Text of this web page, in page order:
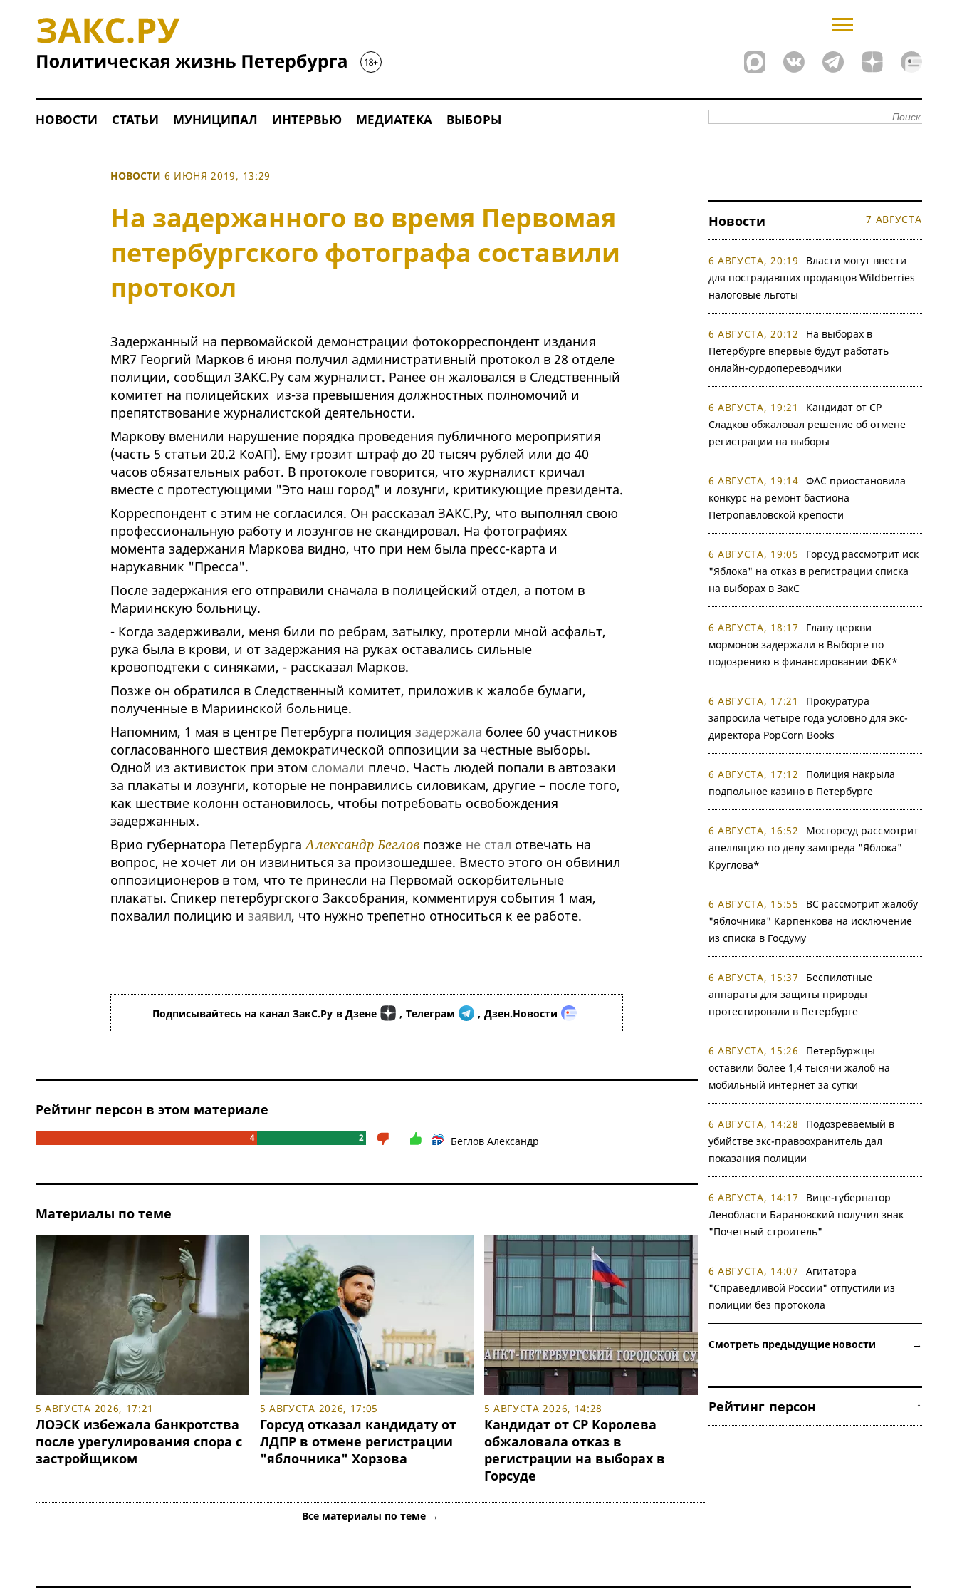
НОВОСТИ СТАТЬИ МУНИЦИПАЛ ИНТЕРВЬЮ МЕДИАТЕКА ВЫБОРЫ
НОВОСТИ 6 ИЮНЯ 2019, 13:29
На задержанного во время Первомая
петербургского фотографа составили
протокол
Задержанный на первомайской демонстрации фотокорреспондент издания
MR7 Георгий Марков 6 июня получил административный протокол в 28 отделе
полиции, сообщил ЗАКС.Ру сам журналист. Ранее он жаловался в Следственный
комитет на полицейских из-за превышения должностных полномочий и
препятствование журналистской деятельности.
Маркову вменили нарушение порядка проведения публичного мероприятия
(часть 5 статьи 20.2 КоАП). Ему грозит штраф до 20 тысяч рублей или до 40
часов обязательных работ. В протоколе говорится, что журналист кричал
вместе с протестующими "Это наш город" и лозунги, критикующие президента.
Корреспондент с этим не согласился. Он рассказал ЗАКС.Ру, что выполнял свою
профессиональную работу и лозунгов не скандировал. На фотографиях
момента задержания Маркова видно, что при нем была пресс-карта и
нарукавник "Пресса".
После задержания его отправили сначала в полицейский отдел, а потом в
Мариинскую больницу.
- Когда задерживали, меня били по ребрам, затылку, протерли мной асфальт,
рука была в крови, и от задержания на руках оставались сильные
кровоподтеки с синяками, - рассказал Марков.
Позже он обратился в Следственный комитет, приложив к жалобе бумаги,
полученные в Мариинской больнице.
Напомним, 1 мая в центре Петербурга полиция задержала более 60 участников
согласованного шествия демократической оппозиции за честные выборы.
Одной из активисток при этом сломали плечо. Часть людей попали в автозаки
за плакаты и лозунги, которые не понравились силовикам, другие – после того,
как шествие колонн остановилось, чтобы потребовать освобождения
задержанных.
Врио губернатора ПетербургаАлександр Бегловпозже не стал отвечать на
вопрос, не хочет ли он извиниться за произошедшее. Вместо этого он обвинил
оппозиционеров в том, что те принесли на Первомай оскорбительные
плакаты. Спикер петербургского Заксобрания, комментируя события 1 мая,
похвалил полицию и заявил, что нужно трепетно относиться к ее работе.
Подписывайтесь на канал ЗакС.Ру в Дзене , Телеграм , Дзен.Новости
Рейтинг персон в этом материале
4 2 Беглов Александр
Материалы по теме
5 АВГУСТА 2026, 17:21
ЛОЭСК избежала банкротства
после урегулирования спора с
застройщиком
5 АВГУСТА 2026, 17:05
Горсуд отказал кандидату от
ЛДПР в отмене регистрации
"яблочника" Хорзова
5 АВГУСТА 2026, 14:28
Кандидат от СР Королева
обжаловала отказ в
регистрации на выборах в
Горсуде
Все материалы по теме →
Новости 7 АВГУСТА
6 АВГУСТА, 20:19
Власти могут ввести
для пострадавших продавцов Wildberries
налоговые льготы
6 АВГУСТА, 20:12
На выборах в
Петербурге впервые будут работать
онлайн-сурдопереводчики
6 АВГУСТА, 19:21
Кандидат от СР
Сладков обжаловал решение об отмене
регистрации на выборы
6 АВГУСТА, 19:14 ФАС приостановила
конкурс на ремонт бастиона
Петропавловской крепости
6 АВГУСТА, 19:05
Горсуд рассмотрит иск
"Яблока" на отказ в регистрации списка
на выборах в ЗакС
6 АВГУСТА, 18:17
Главу церкви
мормонов задержали в Выборге по
подозрению в финансировании ФБК*
6 АВГУСТА, 17:21
Прокуратура
запросила четыре года условно для экс-
директора PopCorn Books
6 АВГУСТА, 17:12
Полиция накрыла
подпольное казино в Петербурге
6 АВГУСТА, 16:52
Мосгорсуд рассмотрит
апелляцию по делу зампреда "Яблока"
Круглова*
6 АВГУСТА, 15:55
ВС рассмотрит жалобу
"яблочника" Карпенкова на исключение
из списка в Госдуму
6 АВГУСТА, 15:37
Беспилотные
аппараты для защиты природы
протестировали в Петербурге
6 АВГУСТА, 15:26
Петербуржцы
оставили более 1,4 тысячи жалоб на
мобильный интернет за сутки
6 АВГУСТА, 14:28
Подозреваемый в
убийстве экс-правоохранитель дал
показания полиции
6 АВГУСТА, 14:17
Вице-губернатор
Ленобласти Барановский получил знак
"Почетный строитель"
6 АВГУСТА, 14:07
Агитатора
"Справедливой России" отпустили из
полиции без протокола
Смотреть предыдущие новости →
Рейтинг персон ↑